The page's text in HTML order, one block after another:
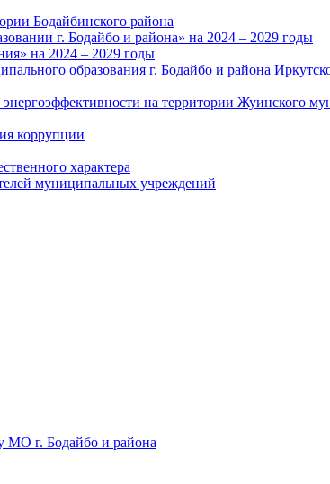
Бодайбинского района
г. Бодайбо и района» на 2024 – 2029 годы
на 2024 – 2029 годы
образования г. Бодайбо и района
на территории Жуинского
коррупции
характера
муниципальных учреждений
МО г. Бодайбо и района